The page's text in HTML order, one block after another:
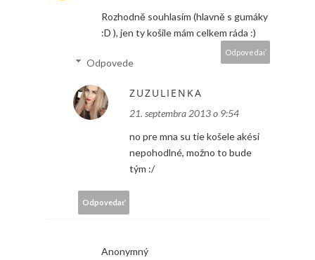
Rozhodně souhlasím (hlavně s gumáky
:D ), jen ty košile mám celkem ráda :)
Odpovedať
Odpovede
ZUZULIENKA
21. septembra 2013 o 9:54
no pre mna su tie košele akési
nepohodlné, možno to bude
tým :/
Odpovedať
Anonymný